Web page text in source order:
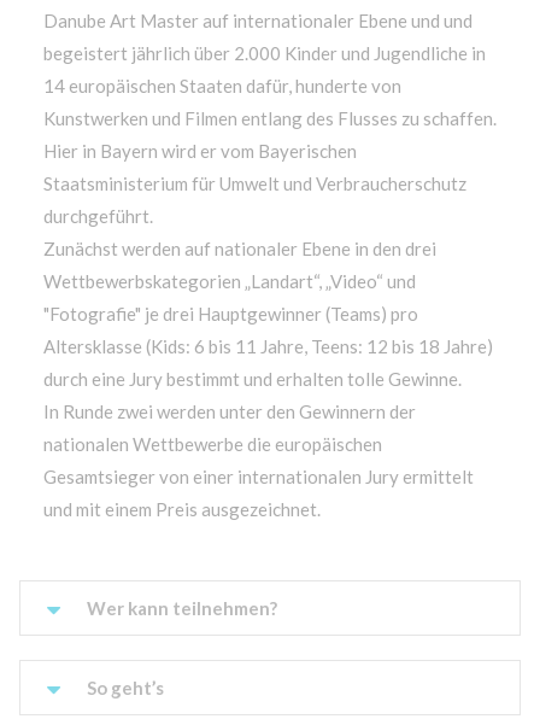
Danube Art Master auf internationaler Ebene und und
begeistert jährlich über 2.000 Kinder und Jugendliche in
14 europäischen Staaten dafür, hunderte von
Kunstwerken und Filmen entlang des Flusses zu schaffen.
Hier in Bayern wird er vom Bayerischen
Staatsministerium für Umwelt und Verbraucherschutz
durchgeführt.
Zunächst werden auf nationaler Ebene in den drei
Wettbewerbskategorien „Landart“, „Video“ und
"Fotografie" je drei Hauptgewinner (Teams) pro
Altersklasse (Kids: 6 bis 11 Jahre, Teens: 12 bis 18 Jahre)
durch eine Jury bestimmt und erhalten tolle Gewinne.
In Runde zwei werden unter den Gewinnern der
nationalen Wettbewerbe die europäischen
Gesamtsieger von einer internationalen Jury ermittelt
und mit einem Preis ausgezeichnet.
Wer kann teilnehmen?
So geht’s